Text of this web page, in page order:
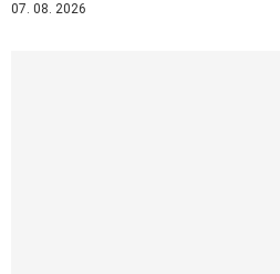
07. 08. 2026